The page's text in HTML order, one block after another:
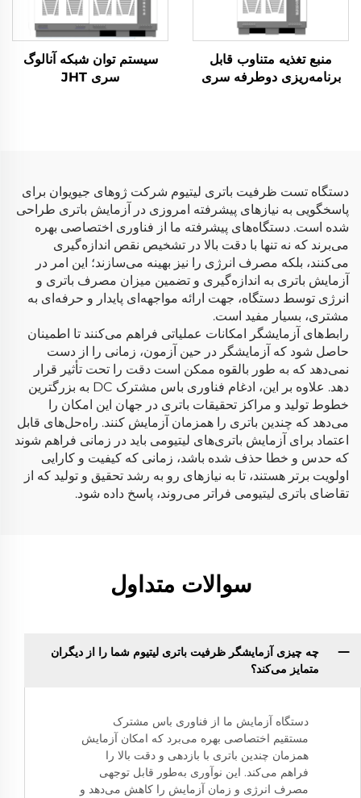
منبع تغذیه متناوب قابل
برنامه‌ریزی دوطرفه سری
سیستم توان شبکه آنالوگ
سری JHT
دستگاه تست ظرفیت باتری لیتیوم شرکت ژوهای جیویوان برای
پاسخگویی به نیازهای پیشرفته امروزی در آزمایش باتری طراحی
شده است. دستگاه‌های پیشرفته ما از فناوری اختصاصی بهره
می‌برند که نه تنها با دقت بالا در تشخیص نقص اندازه‌گیری
می‌کنند، بلکه مصرف انرژی را نیز بهینه می‌سازند؛ این امر در
آزمایش باتری به اندازه‌گیری و تضمین میزان مصرف باتری و
انرژی توسط دستگاه، جهت ارائه مواجهه‌ای پایدار و حرفه‌ای به
مشتری، بسیار مفید است.
رابط‌های آزمایشگر امکانات عملیاتی فراهم می‌کنند تا اطمینان
حاصل شود که آزمایشگر در حین آزمون، زمانی را از دست
نمی‌دهد که به طور بالقوه ممکن است دقت را تحت تأثیر قرار
دهد. علاوه بر این، ادغام فناوری باس مشترک DC به بزرگترین
خطوط تولید و مراکز تحقیقات باتری در جهان این امکان را
می‌دهد که چندین باتری را همزمان آزمایش کنند. راه‌حل‌های قابل
اعتماد برای آزمایش باتری‌های لیتیومی باید در زمانی فراهم شوند
که حدس و خطا حذف شده باشد، زمانی که کیفیت و کارایی
اولویت برتر هستند، تا به نیازهای رو به رشد تحقیق و تولید که از
تقاضای باتری لیتیومی فراتر می‌روند، پاسخ داده شود.
سوالات متداول
چه چیزی آزمایشگر ظرفیت باتری لیتیوم شما را از دیگران
متمایز می‌کند؟
دستگاه آزمایش ما از فناوری باس مشترک
مستقیم اختصاصی بهره می‌برد که امکان آزمایش
همزمان چندین باتری با بازدهی و دقت بالا را
فراهم می‌کند. این نوآوری به‌طور قابل توجهی
مصرف انرژی و زمان آزمایش را کاهش می‌دهد و